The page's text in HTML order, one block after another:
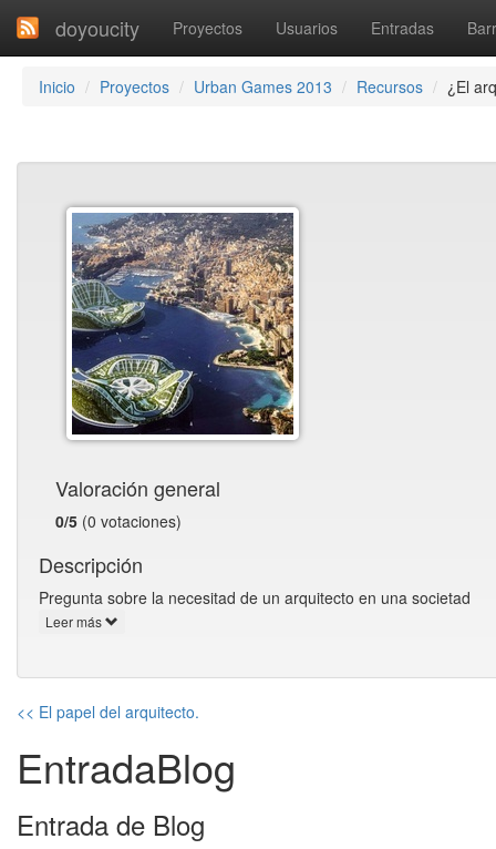
doyoucity Proyectos Usuarios Entradas
Inicio Proyectos Urban Games 2013 Recursos ¿El
Valoración general
0/5 (0 votaciones)
Descripción
Pregunta sobre la necesitad de un arquitecto en una societad
Leer más
<< El papel del arquitecto.
EntradaBlog
Entrada de Blog